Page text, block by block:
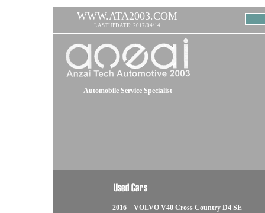
WWW.ATA2003.COM
LASTUPDATE: 2017/04/14
Automobile Service Specialist
2016 VOLVO V40 Cross Country D4 SE